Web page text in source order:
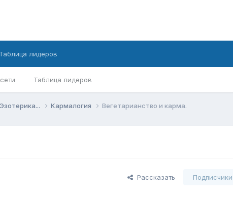
Таблица лидеров
Таблица лидеров
Эзотерика... Kармалогия Вегетарианство и карма.
Рассказать Подписчики